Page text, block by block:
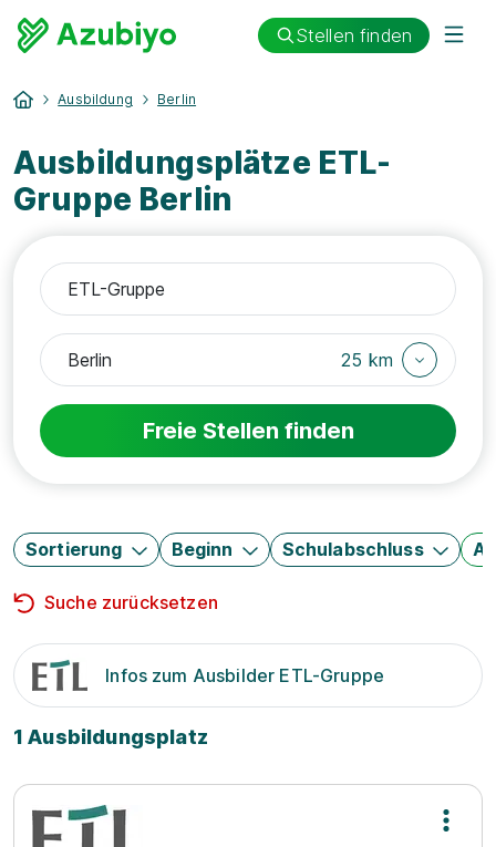
Stellen finden
Ausbildung Berlin
Ausbildungsplätze ETL-
Gruppe Berlin
25 km
Freie Stellen finden
Sortierung Beginn Schulabschluss
Suche zurücksetzen
Infos zum Ausbilder ETL-Gruppe
1 Ausbildungsplatz